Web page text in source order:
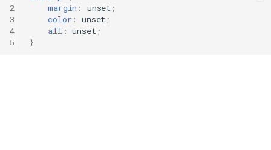
2
3
4
5
margin : unset ;
color : unset ;
all : unset ;
}